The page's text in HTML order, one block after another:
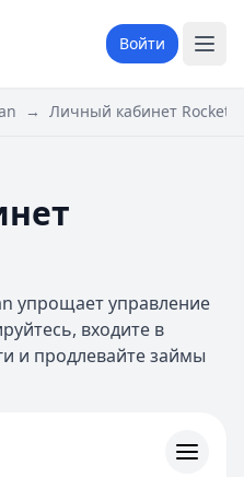
Войти
→ Личный кабинет
упрощает управление
входите в
и продлевайте займы